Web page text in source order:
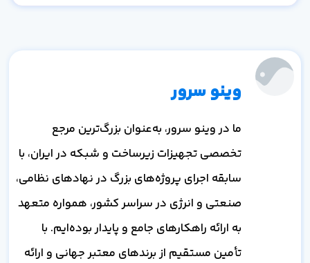
وینو سرور
ما در وینو سرور، به‌عنوان بزرگ‌ترین مرجع
تخصصی تجهیزات زیرساخت و شبکه در ایران، با
سابقه اجرای پروژه‌های بزرگ در نهادهای نظامی،
صنعتی و انرژی در سراسر کشور، همواره متعهد
به ارائه راهکارهای جامع و پایدار بوده‌ایم. با
تأمین مستقیم از برندهای معتبر جهانی و ارائه